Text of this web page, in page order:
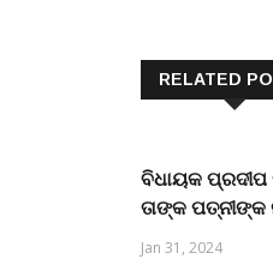
RELATED
ବିଧାୟକ ପ୍ରଦୀପ
ତାଙ୍କ ପତ୍ନୀଙ୍କ
Jan 31, 2024